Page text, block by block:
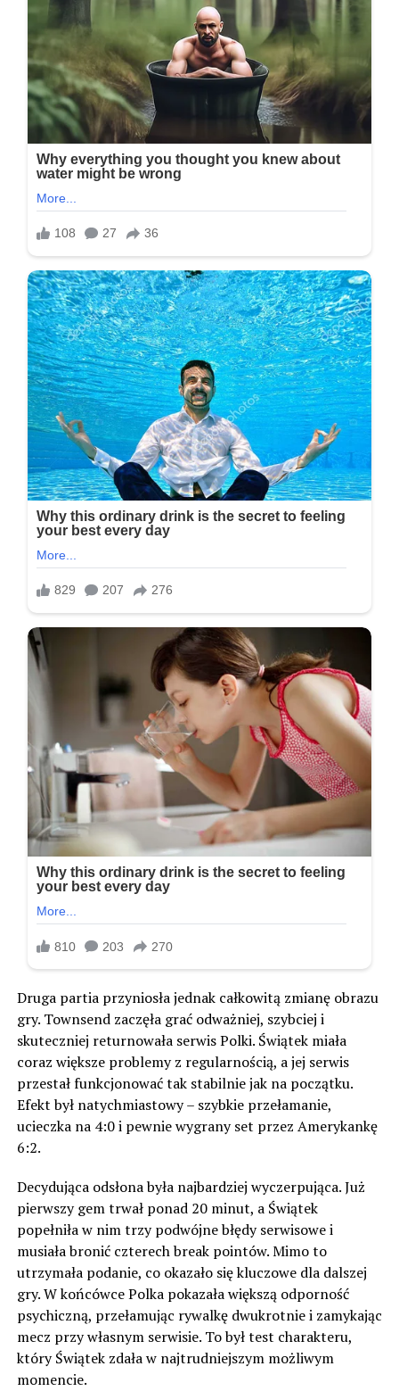
Druga partia przyniosła jednak całkowitą zmianę obrazu
gry. Townsend zaczęła grać odważniej, szybciej i
skuteczniej returnowała serwis Polki. Świątek miała
coraz większe problemy z regularnością, a jej serwis
przestał funkcjonować tak stabilnie jak na początku.
Efekt był natychmiastowy – szybkie przełamanie,
ucieczka na 4:0 i pewnie wygrany set przez Amerykankę
6:2.
Decydująca odsłona była najbardziej wyczerpująca. Już
pierwszy gem trwał ponad 20 minut, a Świątek
popełniła w nim trzy podwójne błędy serwisowe i
musiała bronić czterech break pointów. Mimo to
utrzymała podanie, co okazało się kluczowe dla dalszej
gry. W końcówce Polka pokazała większą odporność
psychiczną, przełamując rywalkę dwukrotnie i zamykając
mecz przy własnym serwisie. To był test charakteru,
który Świątek zdała w najtrudniejszym możliwym
momencie.